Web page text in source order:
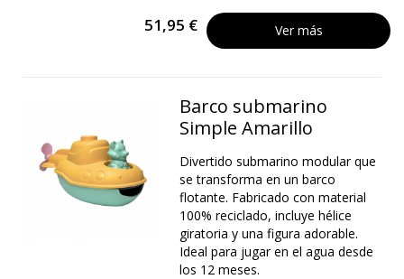
51,95 € Ver más
Barco submarino
Simple Amarillo
Divertido submarino modular que
se transforma en un barco
flotante. Fabricado con material
100% reciclado, incluye hélice
giratoria y una figura adorable.
Ideal para jugar en el agua desde
los 12 meses.